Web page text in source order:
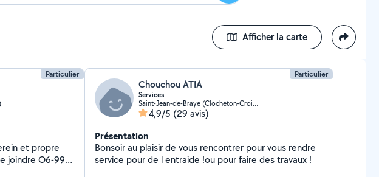
Afficher la carte
Particulier
et propre
joindre O6-99-
Particulier
Chouchou ATIA
Services
Saint-Jean-de-Braye (Clocheton-Croix de Pierre)
4,9/5 (29 avis)
Présentation
Bonsoir au plaisir de vous rencontrer pour vous rendre
service pour de l entraide !ou pour faire des travaux !